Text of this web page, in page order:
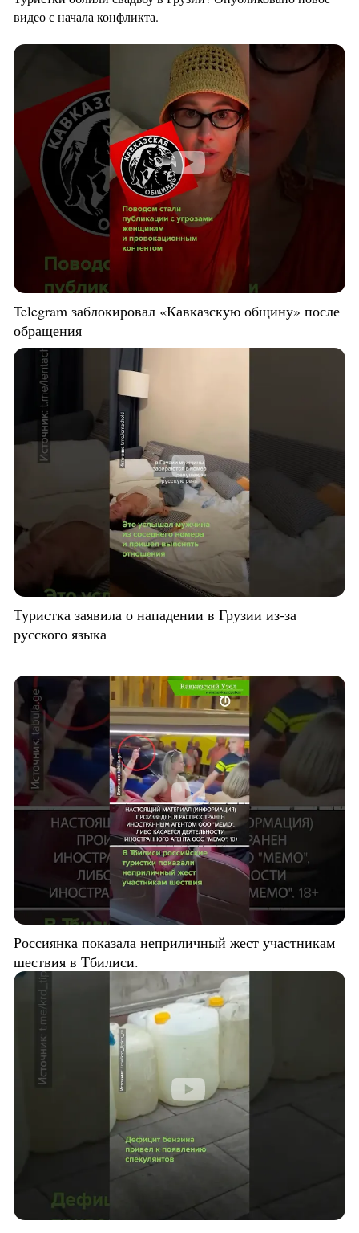
видео с начала конфликта.
Telegram заблокировал «Кавказскую общину» после
обращения
Туристка заявила о нападении в Грузии из-за
русского языка
Россиянка показала неприличный жест участникам
шествия в Тбилиси.